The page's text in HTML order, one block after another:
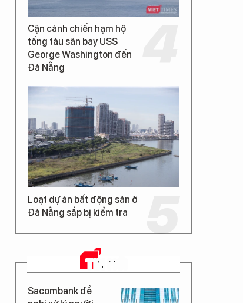
Cận cảnh chiến hạm hộ
tống tàu sân bay USS
George Washington đến
Đà Nẵng
Loạt dự án bất động sản ở
Đà Nẵng sắp bị kiểm tra
TIN MỚI
Sacombank đề